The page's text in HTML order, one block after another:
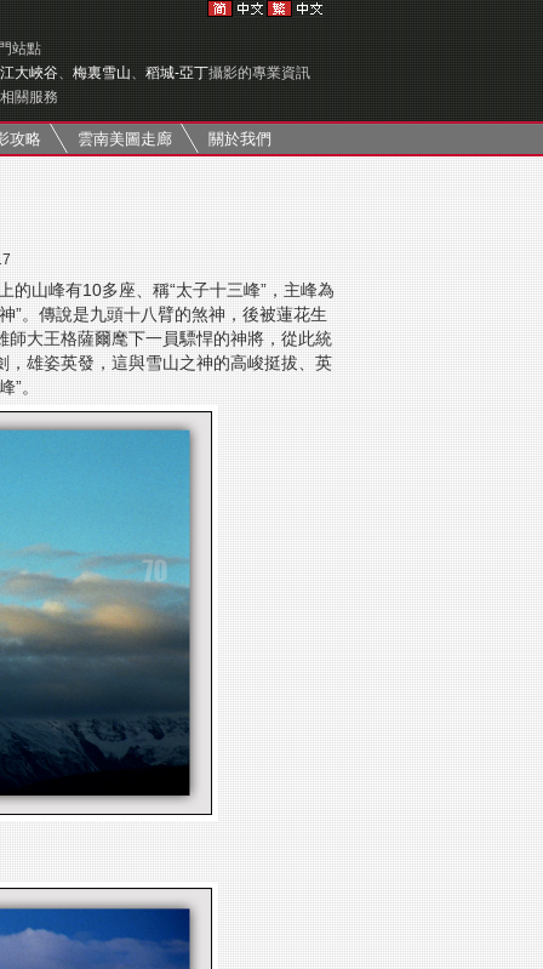
站點
大峽谷、 梅裏雪山、 稻城-亞丁攝影的專業資訊
關服務
攻略 雲南美圖走廊 關於我們
山峰有10多座、稱“太子十三峰”，主峰為
”。傳說是九頭十八臂的煞神，後被蓮花生
大王格薩爾麾下一員驃悍的神將，從此統
雄姿英發，這與雪山之神的高峻挺拔、英
”。